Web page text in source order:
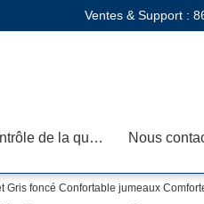
Ventes & Support :
Contrôle de la qualité Nous
Gris foncé Confortable jumeaux